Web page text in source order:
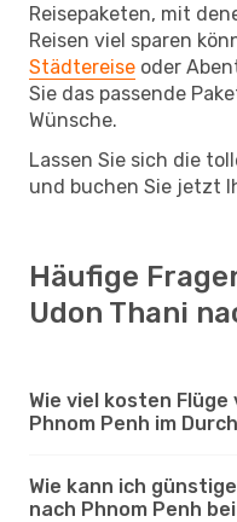
Reisepaketen, mit
Reisen viel sparen
Städtereise oder
Sie das passende
Wünsche.
Lassen Sie sich die
und buchen Sie jetzt
Häufige
Udon Thani
Wie viel kosten Flüge
Phnom Penh im
Wie kann ich
nach Phnom Penh